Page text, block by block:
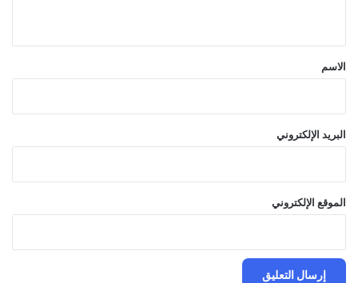
*
الاسم
البريد الإلكتروني
الموقع الإلكتروني